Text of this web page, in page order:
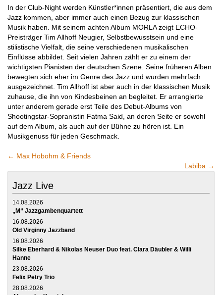
In der Club-Night werden Künstler*innen präsentiert, die aus dem
Jazz kommen, aber immer auch einen Bezug zur klassischen
Musik haben. Mit seinem achten Album MORLA zeigt ECHO-
Preisträger Tim Allhoff Neugier, Selbstbewusstsein und eine
stilistische Vielfalt, die seine verschiedenen musikalischen
Einflüsse abbildet. Seit vielen Jahren zählt er zu einem der
wichtigsten Pianisten der deutschen Szene. Seine früheren Alben
bewegten sich eher im Genre des Jazz und wurden mehrfach
ausgezeichnet. Tim Allhoff ist aber auch in der klassischen Musik
zuhause, die ihn von Kindesbeinen an begleitet. Er arrangierte
unter anderem gerade erst Teile des Debut-Albums von
Shootingstar-Sopranistin Fatma Said, an deren Seite er sowohl
auf dem Album, als auch auf der Bühne zu hören ist. Ein
Musikgenuss für jeden Geschmack.
← Max Hobohm & Friends
Labiba →
Jazz Live
14.08.2026
„M“ Jazzgambenquartett
16.08.2026
Old Virginny Jazzband
16.08.2026
Silke Eberhard & Nikolas Neuser Duo feat. Clara Däubler & Willi
Hanne
23.08.2026
Felix Petry Trio
28.08.2026